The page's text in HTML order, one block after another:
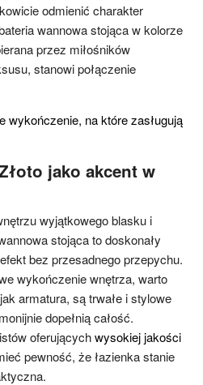
odmienić charakter
wannowa stojąca w kolorze
przez miłośników
stanowi połączenie
wykończenie, na które zasługują
jako akcent w
wyjątkowego blasku i
stojąca to doskonały
bez przesadnego przepychu.
wykończenie wnętrza, warto
armatura, są trwałe i stylowe
dopełnią całość.
oferującychwysokiej jakości
pewność, że łazienka stanie